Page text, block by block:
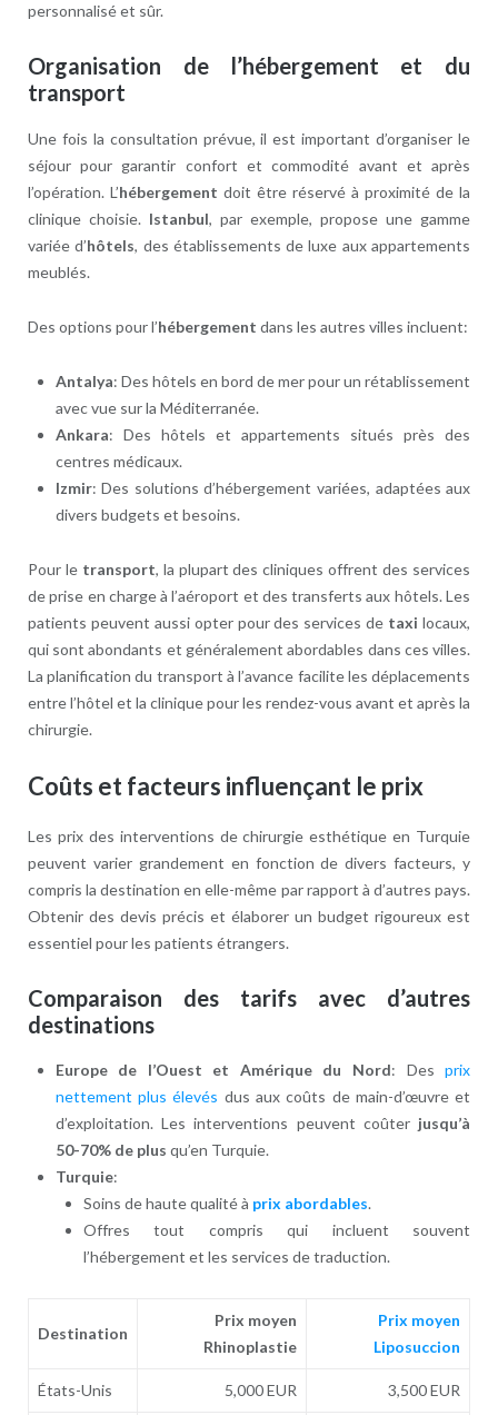
personnalisé et sûr.
Organisation de l’hébergement et du
transport
Une fois la consultation prévue, il est important d’organiser le
séjour pour garantir confort et commodité avant et après
l’opération. L’hébergement doit être réservé à proximité de la
clinique choisie. Istanbul, par exemple, propose une gamme
variée d’hôtels, des établissements de luxe aux appartements
meublés.
Des options pour l’hébergement dans les autres villes incluent:
Antalya: Des hôtels en bord de mer pour un rétablissement
avec vue sur la Méditerranée.
Ankara: Des hôtels et appartements situés près des
centres médicaux.
Izmir: Des solutions d’hébergement variées, adaptées aux
divers budgets et besoins.
Pour le transport, la plupart des cliniques offrent des services
de prise en charge à l’aéroport et des transferts aux hôtels. Les
patients peuvent aussi opter pour des services de taxi locaux,
qui sont abondants et généralement abordables dans ces villes.
La planification du transport à l’avance facilite les déplacements
entre l’hôtel et la clinique pour les rendez-vous avant et après la
chirurgie.
Coûts et facteurs influençant le prix
Les prix des interventions de chirurgie esthétique en Turquie
peuvent varier grandement en fonction de divers facteurs, y
compris la destination en elle-même par rapport à d’autres pays.
Obtenir des devis précis et élaborer un budget rigoureux est
essentiel pour les patients étrangers.
Comparaison des tarifs avec d’autres
destinations
Europe de l’Ouest et Amérique du Nord: Desprix
nettement plus élevés dus aux coûts de main-d’œuvre et
d’exploitation. Les interventions peuvent coûter jusqu’à
50-70% de plus qu’en Turquie.
Turquie:
Soins de haute qualité à prix abordables.
Offres tout compris qui incluent souvent
l’hébergement et les services de traduction.
Destination
Prix moyen
Rhinoplastie
Prix moyen
Liposuccion
États-Unis 5,000 EUR 3,500 EUR